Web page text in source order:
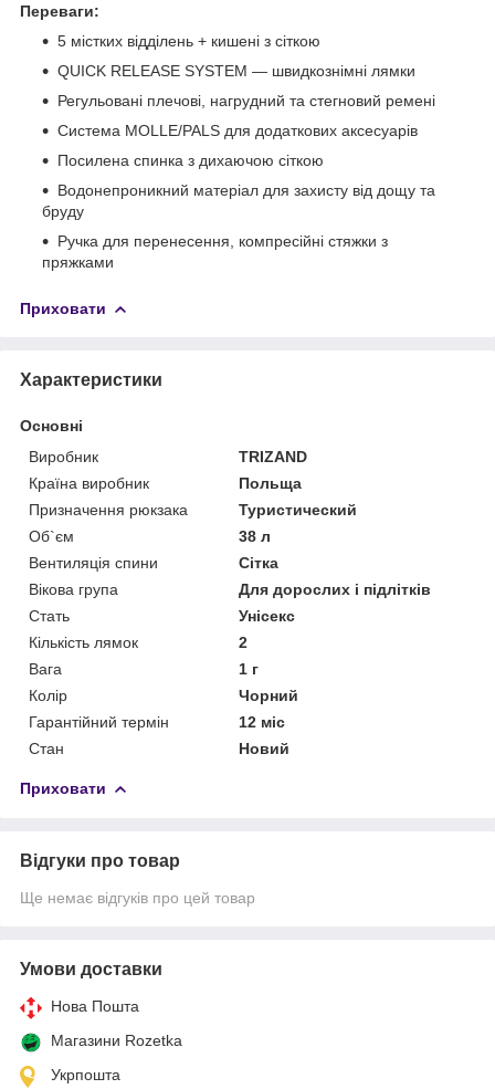
Переваги:
5 містких відділень + кишені з сіткою
QUICK RELEASE SYSTEM — швидкознімні лямки
Регульовані плечові, нагрудний та стегновий ремені
Система MOLLE/PALS для додаткових аксесуарів
Посилена спинка з дихаючою сіткою
Водонепроникний матеріал для захисту від дощу та
бруду
Ручка для перенесення, компресійні стяжки з
пряжками
Приховати
Характеристики
Основні
Виробник
TRIZAND
Країна виробник
Польща
Призначення рюкзака
Туристический
Об`єм
38 л
Вентиляція спини
Сітка
Вікова група
Для дорослих і підлітків
Стать
Унісекс
Кількість лямок
2
Вага
1 г
Колір
Чорний
Гарантійний термін
12 міс
Стан
Новий
Приховати
Відгуки про товар
Ще немає відгуків про цей товар
Умови доставки
Нова Пошта
Магазини Rozetka
Укрпошта